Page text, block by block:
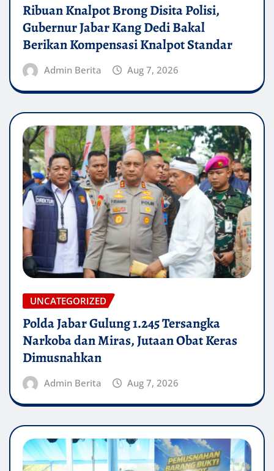
Ribuan Knalpot Brong Disita Polisi,
Gubernur Jabar Kang Dedi Bakal
Berikan Kompensasi Knalpot Standar
Admin Berita Aug 7, 2026
UNCATEGORIZED
Polda Jabar Gulung 1.245 Tersangka
Narkoba dan Miras, Jutaan Obat Keras
Dimusnahkan
Admin Berita Aug 7, 2026